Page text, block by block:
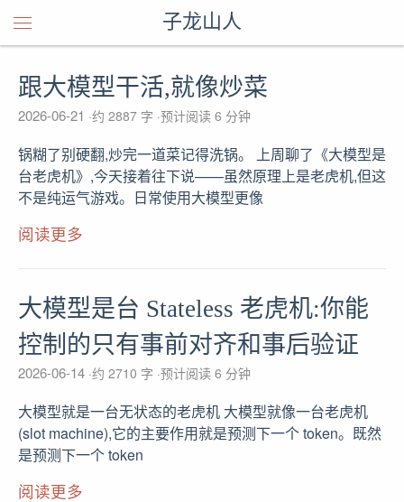
子龙山人
跟大模型干活,就像炒菜
2026-06-21 约 2887 字 预计阅读 6 分钟
锅糊了别硬翻,炒完一道菜记得洗锅。 上周聊了《大模型是
台老虎机》,今天接着往下说——虽然原理上是老虎机,但这
不是纯运气游戏。日常使用大模型更像
阅读更多
大模型是台 Stateless 老虎机:你能
控制的只有事前对齐和事后验证
2026-06-14 约 2710 字 预计阅读 6 分钟
大模型就是一台无状态的老虎机 大模型就像一台老虎机
(slot machine),它的主要作用就是预测下一个 token。既然
是预测下一个 token
阅读更多